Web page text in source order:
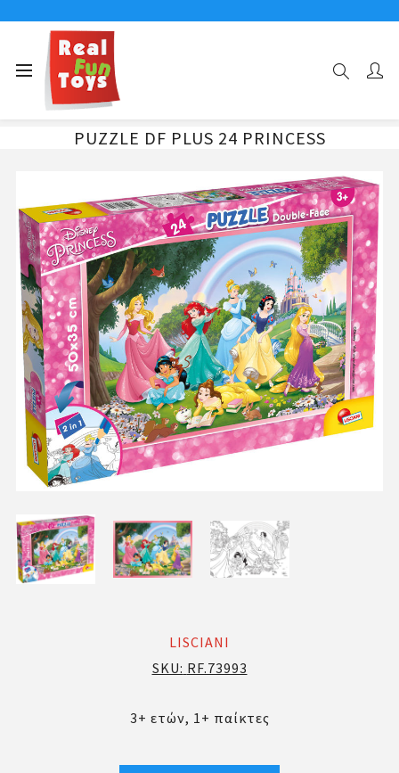
Αρχική σελίδα PUZZLE DF PLUS 24 PRINCESS
PUZZLE DF PLUS 24 PRINCESS
LISCIANI
SKU: RF.73993
3+ ετών, 1+ παίκτες